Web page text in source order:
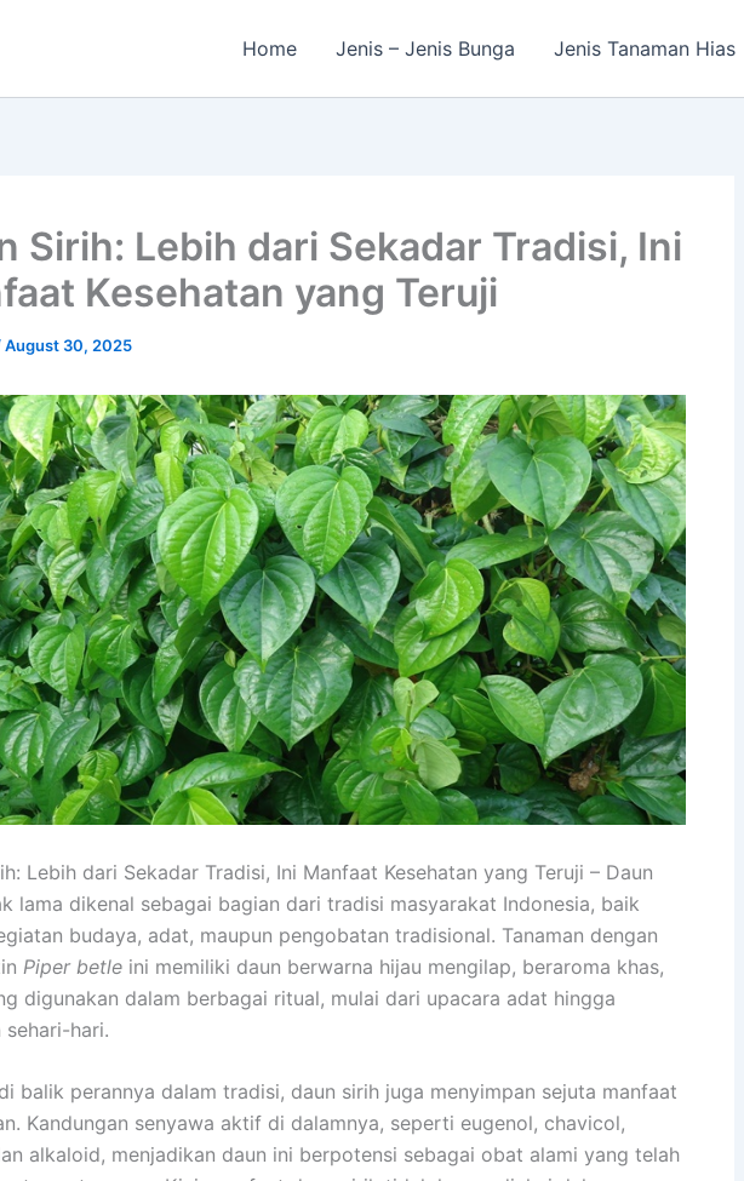
Home Jenis – Jenis Bunga Jenis Tanaman Hias
Sirih: Lebih dari Sekadar Tradisi, Ini
Kesehatan yang Teruji
August 30, 2025
Lebih dari Sekadar Tradisi, Ini Manfaat Kesehatan yang Teruji – Daun
lama dikenal sebagai bagian dari tradisi masyarakat Indonesia, baik
budaya, adat, maupun pengobatan tradisional. Tanaman dengan
Piper betle ini memiliki daun berwarna hijau mengilap, beraroma khas,
digunakan dalam berbagai ritual, mulai dari upacara adat hingga
sehari-hari.
balik perannya dalam tradisi, daun sirih juga menyimpan sejuta manfaat
Kandungan senyawa aktif di dalamnya, seperti eugenol, chavicol,
alkaloid, menjadikan daun ini berpotensi sebagai obat alami yang telah